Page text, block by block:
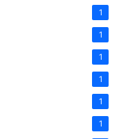
1
1
1
1
1
1